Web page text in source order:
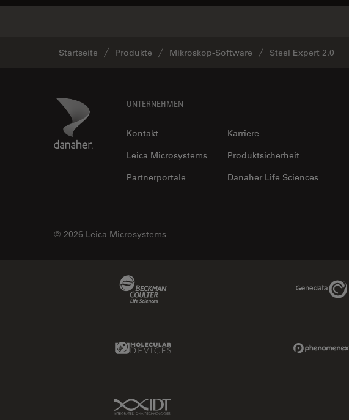
Startseite Produkte Mikroskop-Software Steel Expert 2.0
Danaher Logo UNTERNEHMEN
Kontakt
Karriere
Leica Microsystems
Produktsicherheit
Partnerportale
Danaher Life Sciences
© 2026 Leica Microsystems
Molecular Devices Link
IDT Link